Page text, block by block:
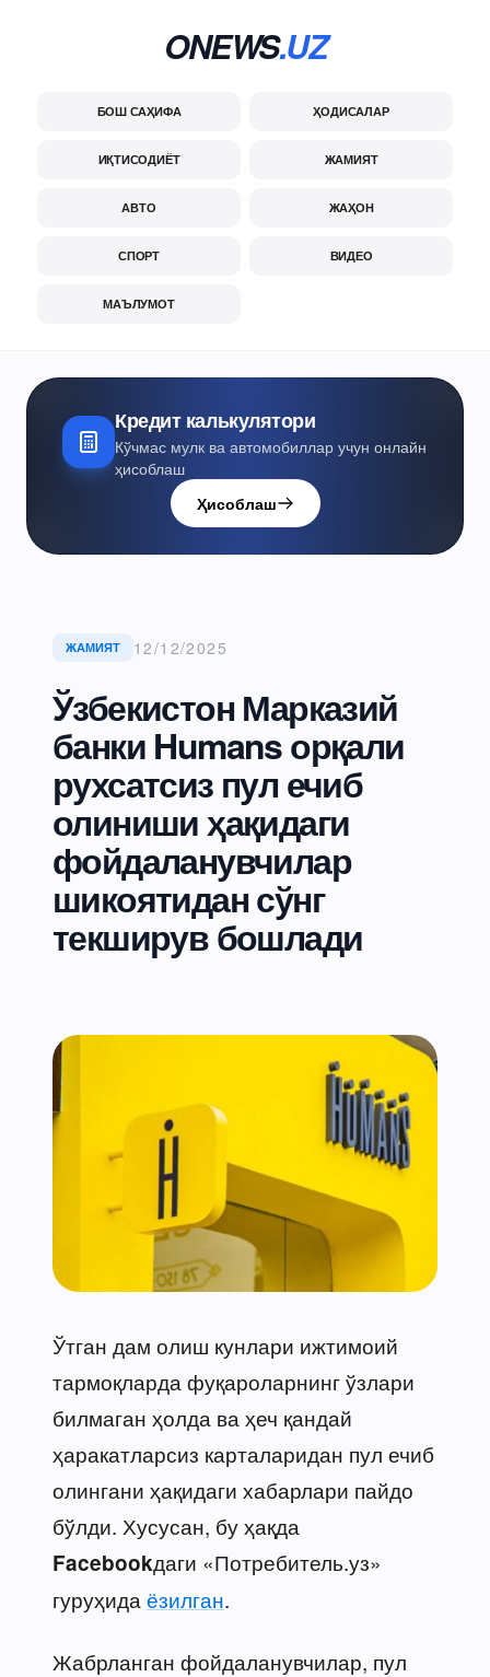
ONEWS.UZ
БОШ САҲИФА ҲОДИСАЛАР
ИҚТИСОДИЁТ ЖАМИЯТ
АВТО ЖАҲОН
СПОРТ ВИДЕО
МАЪЛУМОТ
Кредит калькулятори
Кўчмас мулк ва автомобиллар учун онлайн
ҳисоблаш
Ҳисоблаш
ЖАМИЯТ 12/12/2025
Ўзбекистон Марказий
банки Humans орқали
рухсатсиз пул ечиб
олиниши ҳақидаги
фойдаланувчилар
шикоятидан сўнг
текширув бошлади
Ўтган дам олиш кунлари ижтимоий
тармоқларда фуқароларнинг ўзлари
билмаган ҳолда ва ҳеч қандай
ҳаракатларсиз карталаридан пул ечиб
олингани ҳақидаги хабарлари пайдо
бўлди. Хусусан, бу ҳақда
Facebookдаги «Потребитель.уз»
гуруҳида ёзилган.
Жабрланган фойдаланувчилар, пул